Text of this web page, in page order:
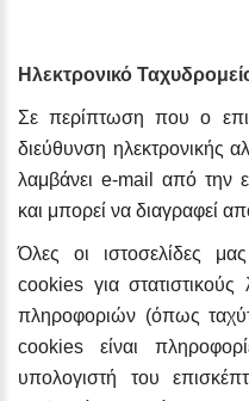
Ηλεκτρονικό
Σε περίπτωση που ο
διεύθυνση ηλεκτρονικής
λαμβάνει e-mail από την
και μπορεί να διαγραφεί
Όλες οι ιστοσελίδες
cookies για
πληροφοριών (όπως
cookies είναι
υπολογιστή του